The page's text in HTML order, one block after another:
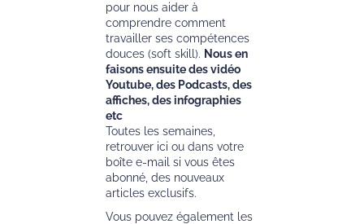
pour nous aider à
comprendre comment
travailler ses compétences
douces (soft skill). Nous en
faisons ensuite des vidéo
Youtube, des Podcasts, des
affiches, des infographies
etc
Toutes les semaines,
retrouver ici ou dans votre
boîte e-mail si vous êtes
abonné, des nouveaux
articles exclusifs.
Vous pouvez également les